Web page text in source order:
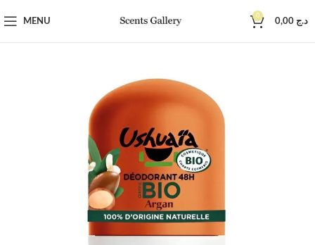
MENU
0
د.ج